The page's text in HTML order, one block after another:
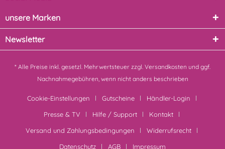
unsere Marken
Newsletter
* Alle Preise inkl. gesetzl. Mehrwertsteuer zzgl. Versandkosten und ggf.
Nachnahmegebühren, wenn nicht anders beschrieben
Cookie-Einstellungen Gutscheine
Händler-Login
Presse & TV
Hilfe / Support
Kontakt
Versand und Zahlungsbedingungen
Widerrufsrecht
Datenschutz
AGB Impressum